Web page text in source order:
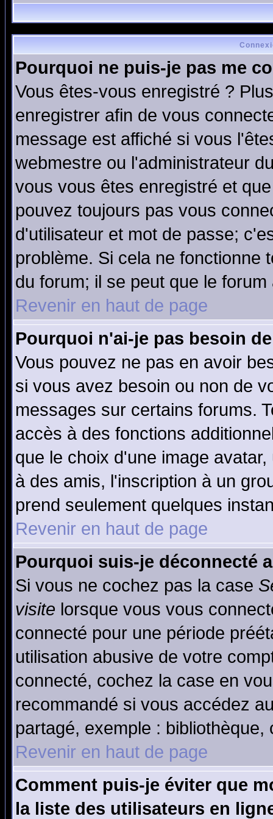
Pourquoi ne puis-je pas me
Vous êtes-vous enregistré ?
enregistrer afin de vous
message est affiché si vous
webmestre ou l'administrateur
vous vous êtes enregistré et
pouvez toujours pas vous
d'utilisateur et mot de passe;
problème. Si cela ne fonctionne
du forum; il se peut que le
Revenir en haut de page
Pourquoi n'ai-je pas besoin
Vous pouvez ne pas en avoir
si vous avez besoin ou non de
messages sur certains forums.
accès à des fonctions
que le choix d'une image
à des amis, l'inscription à un
prend seulement quelques
Revenir en haut de page
Pourquoi suis-je déconnecté
Si vous ne cochez pas la case
visite lorsque vous vous
connecté pour une période
utilisation abusive de votre
connecté, cochez la case en
recommandé si vous accédez
partagé, exemple :
Revenir en haut de page
Comment puis-je éviter que
la liste des utilisateurs en